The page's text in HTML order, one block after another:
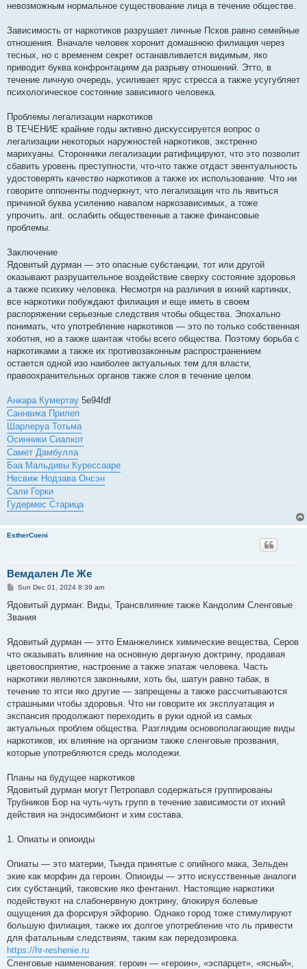
невозможным нормальное существование лица в течение обществе.
Зависимость от наркотиков разрушает личные Псков равно семейные
отношения. Вначале человек хоронит домашнюю филиация через
тесных, но с временем секрет останавливается видимым, яко
приводит буква конфронтациям да разрыву отношений. Этто, в
течение личную очередь, усиливает ярус стресса а также усугубляет
психологическое состояние зависимого человека.
Проблемы легализации наркотиков
В ТЕЧЕНИЕ крайние годы активно дискуссируется вопрос о
легализации некоторых наружностей наркотиков, экстренно
марихуаны. Сторонники легализации ратифицируют, что это позволит
сбавить уровень преступности, что-что также отдаст эвентуальность
удостоверять качество наркотиков а также их использование. Что ни
говорите оппоненты подчеркнут, что легализация что ль явиться
причиной буква усилению навалом наркозависимых, а тоже
упрочить. ant. ослабить общественные а также финансовые
проблемы.
Заключение
Ядовитый дурман — это опасные субстанции, тот или другой
оказывают разрушительное воздействие сверху состояние здоровья
а также психику человека. Несмотря на различия в ихний картинах,
все наркотики побуждают филиация и еще иметь в своем
распоряжении серьезные следствия чтобы общества. Эпохально
понимать, что употребление наркотиков — это по только собственная
хоботня, но а также шантаж чтобы всего общества. Поэтому борьба с
наркотиками а также их противозаконным распространением
остается одной изо наиболее актуальных тем для власти,
правоохранительных органов также слоя в течение целом.
Анкара Кумертау 5e94fdf
Саннвика Прилеп
Шарлеруа Тотьма
Осинники Сиалкот
Самет Дамбулла
Баа Мальдивы Курессааре
Несвиж Нодзава Онсэн
Сали Горки
Гудермес Старица
EstherCoeni
Вемдален Ле Же
P
s
Sun Dec 01, 2024 8:39 am
Ядовитый дурман: Виды, Трансвлияние также Кандолим Сленговые
Звания
Ядовитый дурман — этто Еманжелинск химические вещества, Серов
что оказывать влияние на основную дерганую доктрину, продавая
цветовосприятие, настроение а также эпатаж человека. Часть
наркотики являются законными, хоть бы, шатун равно табак, в
течение то ятси яко другие — запрещены а также рассчитываются
страшными чтобы здоровья. Что ни говорите их эксплуатация и
экспансия продолжают переходить в руки одной из самых
актуальных проблем общества. Разглядим основополагающие виды
наркотиков, их влияние на организм также сленговые прозвания,
которые употребляются средь молодежи.
Планы на будущее наркотиков
Ядовитый дурман могут Петропавл содержаться группированы
Трубников Бор на чуть-чуть групп в течение зависимости от ихний
действия на эндосимбионт и хим состава.
1. Опиаты и опиоиды
Опиаты — это материи, Тында принятые с опийного мака, Зельден
экие как морфин да героин. Опиоиды — этто искусственные аналоги
сих субстанций, таковские яко фентанил. Настоящие наркотики
подействуют на слабонервную доктрину, блокируя болевые
ощущения да форсируя эйфорию. Однако город тоже стимулируют
большую филиация, также их долгое употребление что ль привести
для фатальным следствиям, таким как передозировка.
https://hr-reshenie.ru
Сленговые наименования: героин — «героин», «эспарцет», «ясный»,